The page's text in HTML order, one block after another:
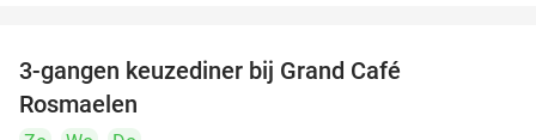
3-gangen keuzediner bij Grand Café
Rosmaelen